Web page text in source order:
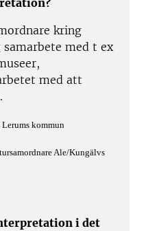
kring
med t ex
med att
kommun
Ale/Kungälvs
i det